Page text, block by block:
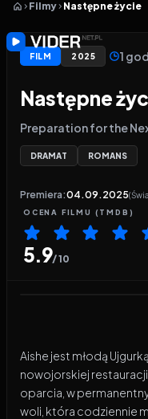
Filmy Następne życie
FILM 2025 1
Następne
Preparation for the
DRAMAT ROMANS
Premiera:04.09.2025
OCENA FILMU (TMDB)
5.9/ 10
Aishe jest młodą
nowojorskiej
oparcia, w
woli, która codziennie